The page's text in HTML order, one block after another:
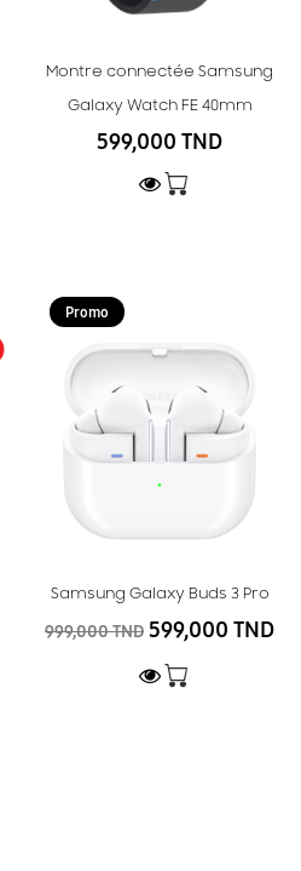
Montre connectée Samsung
Galaxy Watch FE 40mm
599,000 TND
Samsung Galaxy Buds 3 Pro
999,000 TND 599,000 TND
Promo